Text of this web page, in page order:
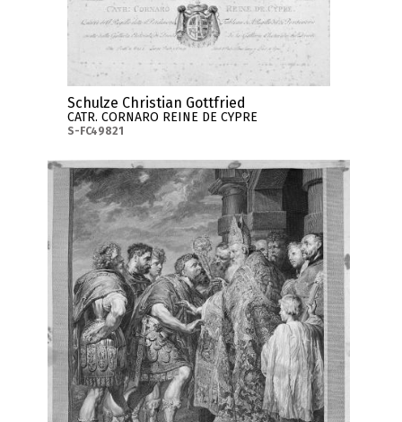
Schulze Christian Gottfried
CATR. CORNARO REINE DE CYPRE
S-FC49821